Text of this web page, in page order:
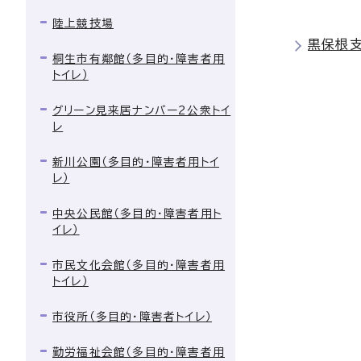
黒保根
陸上競技場
桐生市有鄰館（多目的・障害者用
トイレ）
グリーン見来居ナンバー2公衆トイ
レ
新川公園（多目的・障害者用トイ
レ）
中央公民館（多目的・障害者用ト
イレ）
市民文化会館（多目的・障害者用
トイレ）
市役所（多目的・障害者トイレ）
勤労福祉会館（多目的・障害者用